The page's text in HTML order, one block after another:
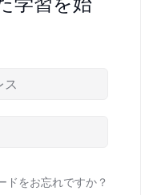
ドをお忘れですか？